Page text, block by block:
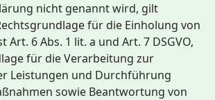
nicht genannt wird, gilt
für die Einholung von
Art. 6 Abs. 1 lit. a und Art. 7 DSGVO,
für die Verarbeitung zur
Leistungen und Durchführung
sowie Beantwortung von